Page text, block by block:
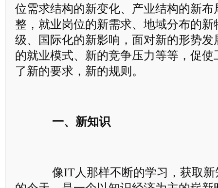
位需求结构的新变化、产业结构的新
整，就业岗位的新需求、地域分布的
级、国际化的新影响，面对新的形势
的就业模式、新的竞争压力等等，促
了新的要求，新的规则。
一、新知识
像IT人那样不断的学习，获取新